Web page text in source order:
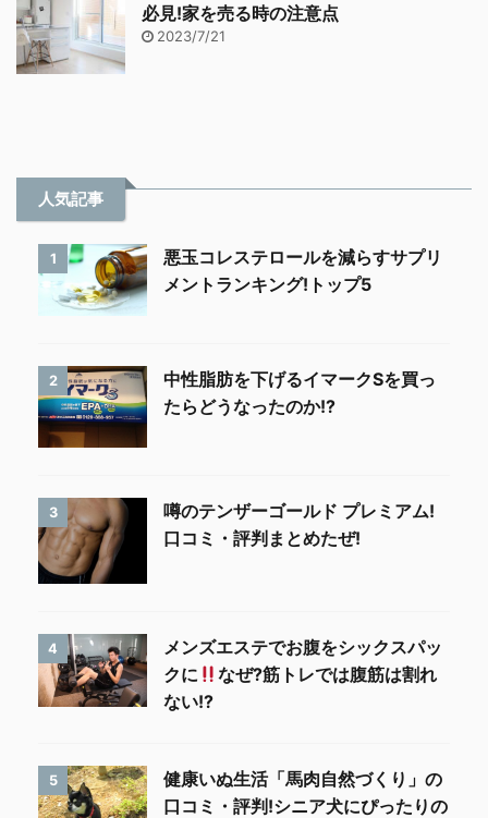
必見!家を売る時の注意点
2023/7/21
人気記事
1
悪玉コレステロールを減らすサプリ
メントランキング!トップ5
2
中性脂肪を下げるイマークSを買っ
たらどうなったのか!?
3
噂のテンザーゴールド プレミアム!
口コミ・評判まとめたぜ!
4
メンズエステでお腹をシックスパッ
クに
なぜ?筋トレでは腹筋は割れ
ない!?
5
健康いぬ生活「馬肉自然づくり」の
口コミ・評判!シニア犬にぴったりの